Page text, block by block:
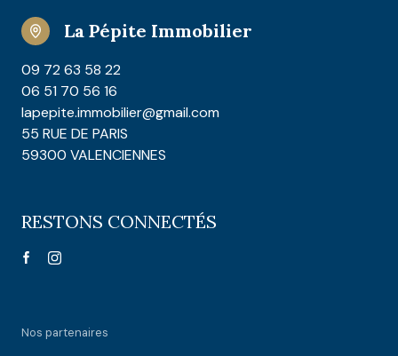
La Pépite Immobilier
09 72 63 58 22
06 51 70 56 16
lapepite.immobilier@gmail.com
55 RUE DE PARIS
59300 VALENCIENNES
RESTONS CONNECTÉS
Nos partenaires